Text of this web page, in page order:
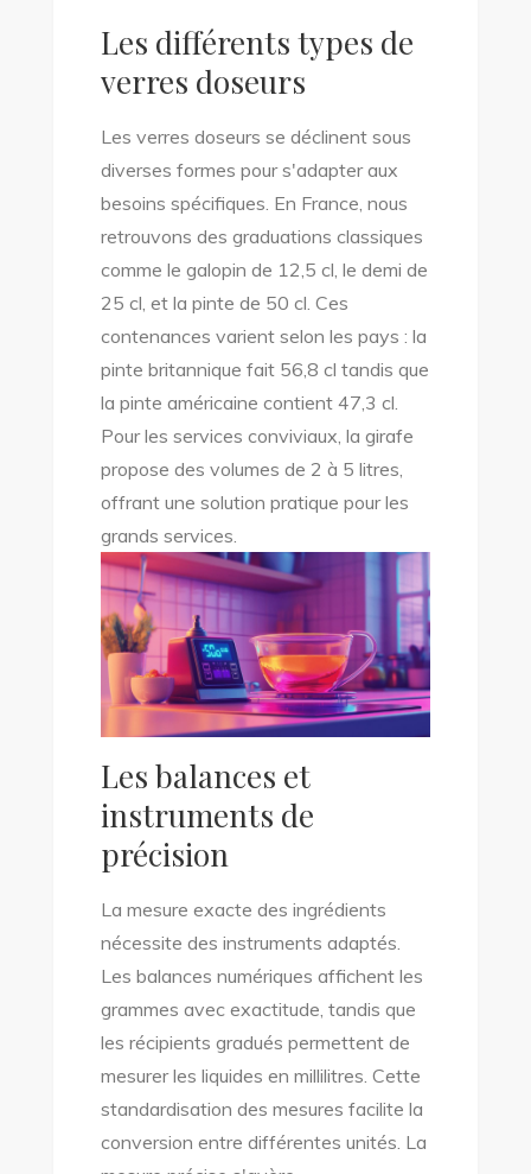
Les différents types de
verres doseurs
Les verres doseurs se déclinent sous
diverses formes pour s'adapter aux
besoins spécifiques. En France, nous
retrouvons des graduations classiques
comme le galopin de 12,5 cl, le demi de
25 cl, et la pinte de 50 cl. Ces
contenances varient selon les pays : la
pinte britannique fait 56,8 cl tandis que
la pinte américaine contient 47,3 cl.
Pour les services conviviaux, la girafe
propose des volumes de 2 à 5 litres,
offrant une solution pratique pour les
grands services.
Les balances et
instruments de
précision
La mesure exacte des ingrédients
nécessite des instruments adaptés.
Les balances numériques affichent les
grammes avec exactitude, tandis que
les récipients gradués permettent de
mesurer les liquides en millilitres. Cette
standardisation des mesures facilite la
conversion entre différentes unités. La